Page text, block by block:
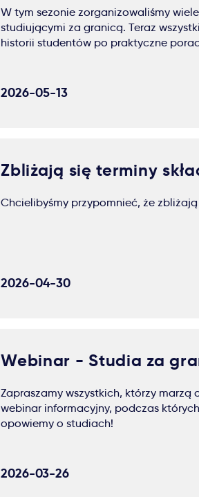
W tym sezonie zorganizowaliśmy
studiującymi za granicą. Teraz
historii studentów po praktyczne
2026-05-13
Zbliżają się terminy
Chcielibyśmy przypomnieć, że
2026-04-30
Webinar - Studia za
Zapraszamy wszystkich, którzy
webinar informacyjny, podczas
opowiemy o studiach!
2026-03-26